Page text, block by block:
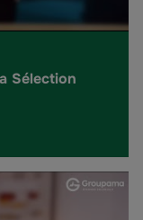
Sélection